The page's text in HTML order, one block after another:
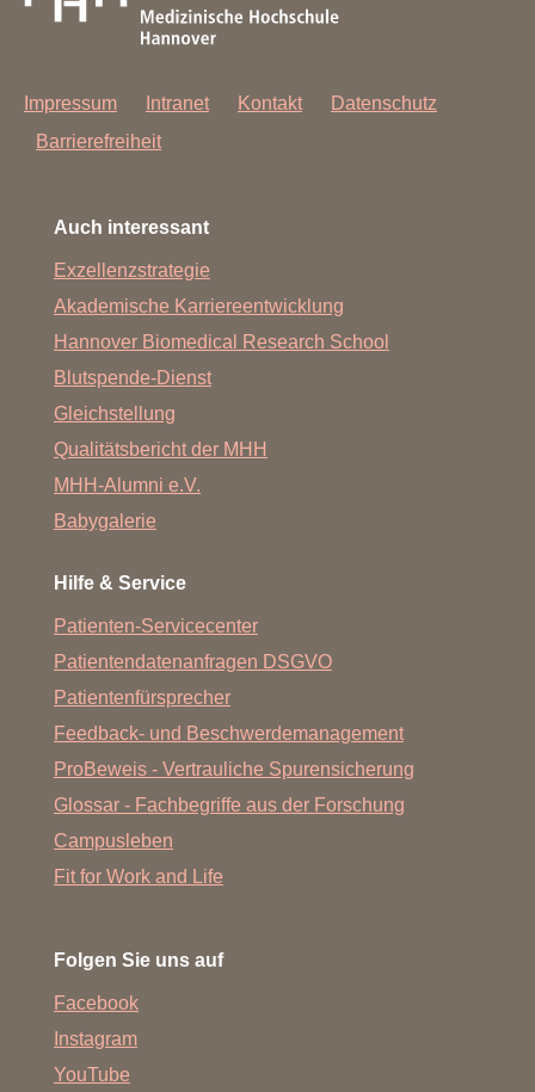
Impressum Intranet Kontakt
Datenschutz
Barrierefreiheit
Auch interessant
Exzellenzstrategie
Akademische Karriereentwicklung
Hannover Biomedical Research School
Blutspende-Dienst
Gleichstellung
Qualitätsbericht der MHH
MHH-Alumni e.V.
Babygalerie
Hilfe & Service
Patienten-Servicecenter
Patientendatenanfragen DSGVO
Patientenfürsprecher
Feedback- und Beschwerdemanagement
ProBeweis - Vertrauliche Spurensicherung
Glossar - Fachbegriffe aus der Forschung
Campusleben
Fit for Work and Life
Folgen Sie uns auf
Facebook
Instagram
YouTube